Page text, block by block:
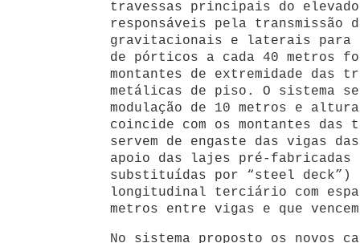
travessas principais do
responsáveis pela transmissão
gravitacionais e laterais para
de pórticos a cada 40 metros
montantes de extremidade das
metálicas de piso. O sistema
modulação de 10 metros e
coincide com os montantes das
servem de engaste das vigas
apoio das lajes pré-fabricadas
substituídas por “steel deck”)
longitudinal terciário com
metros entre vigas e que
No sistema proposto os novos